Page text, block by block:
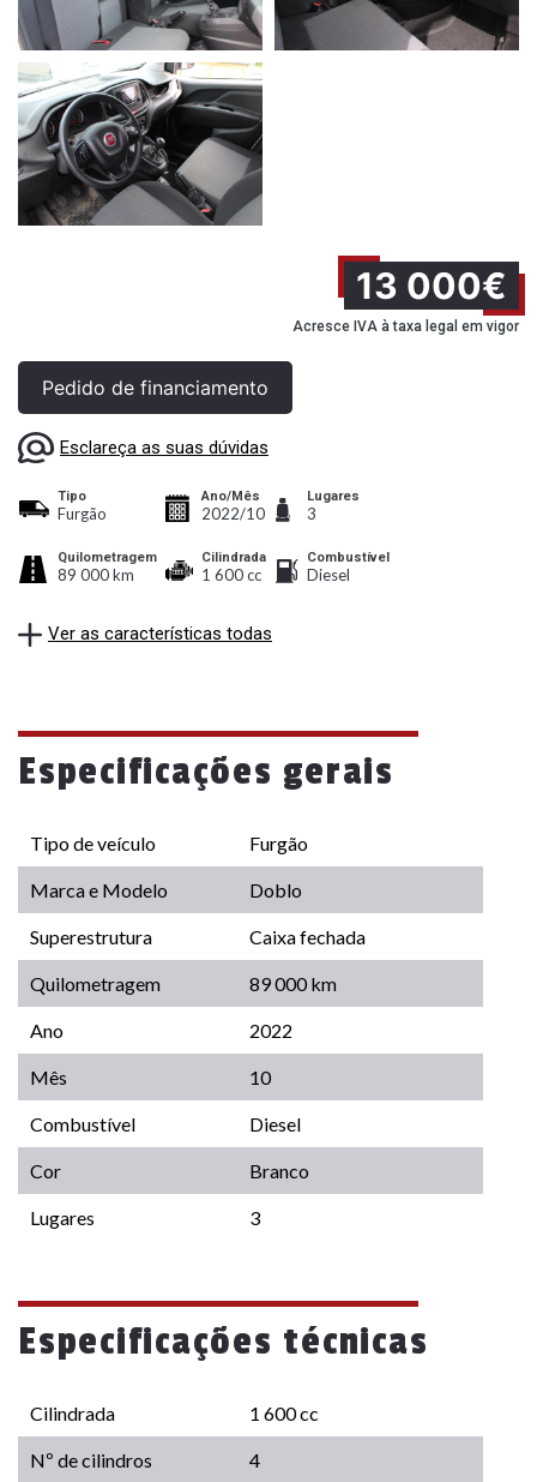
13 000€
Acresce IVA à taxa legal em vigor
Pedido de financiamento
Esclareça as suas dúvidas
Tipo
Furgão
Quilometragem
89 000 km
Ano/Mês
2022/10
Cilindrada
1 600 cc
Lugares
3
Combustível
Diesel
Ver as características todas
Especificações gerais
Tipo de veículo Furgão
Marca e Modelo Doblo
Superestrutura Caixa fechada
Quilometragem 89 000 km
Ano 2022
Mês 10
Combustível Diesel
Cor Branco
Lugares 3
Especificações técnicas
Cilindrada 1 600 cc
Nº de cilindros 4